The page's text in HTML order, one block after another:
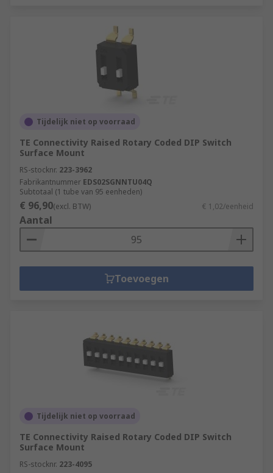
Tijdelijk niet op voorraad
TE Connectivity Raised Rotary Coded DIP Switch
Surface Mount
RS-stocknr. 223-3962
Fabrikantnummer EDS02SGNNTU04Q
Subtotaal (1 tube van 95 eenheden)
€ 96,90(excl. BTW) € 1,02/eenheid
Aantal
Toevoegen
Tijdelijk niet op voorraad
TE Connectivity Raised Rotary Coded DIP Switch
Surface Mount
RS-stocknr. 223-4095